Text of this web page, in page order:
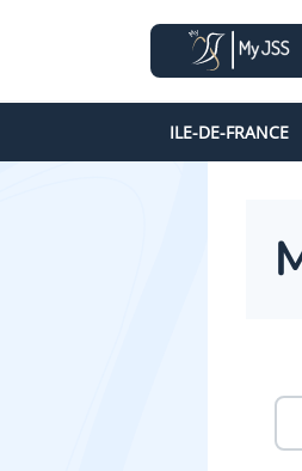
ILE-DE-FRANCE